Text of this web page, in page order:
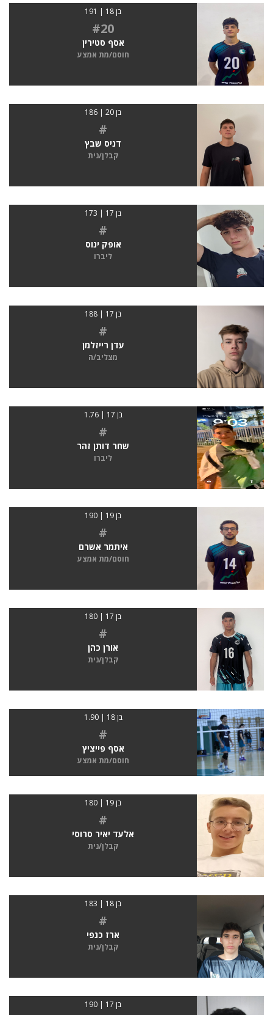
בן 18 | 191
#20
אסף סטירין
חוסם/מת אמצע
בן 20 | 186
#
דניס שבץ
קבלן/נית
בן 17 | 173
#
אופק ינוס
ליברו
בן 17 | 188
#
עדן רייזלמן
מצליב/ה
בן 17 | 1.76
#
שחר דותן זהר
ליברו
בן 19 | 190
#
איתמר אשרם
חוסם/מת אמצע
בן 17 | 180
#
אורן כהן
קבלן/נית
בן 18 | 1.90
#
אסף פייציץ
חוסם/מת אמצע
בן 19 | 180
#
אלעד יאיר סרוסי
קבלן/נית
בן 18 | 183
#
ארז כנפי
קבלן/נית
בן 17 | 190